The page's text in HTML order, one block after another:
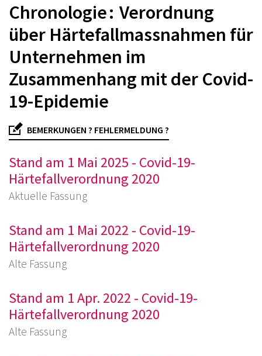
Chronologie : Verordnung
über Härtefallmassnahmen für
Unternehmen im
Zusammenhang mit der Covid-
19-Epidemie
BEMERKUNGEN ? FEHLERMELDUNG ?
Stand am 1 Mai 2025 - Covid-19-
Härtefallverordnung 2020
Aktuelle Fassung
Stand am 1 Mai 2022 - Covid-19-
Härtefallverordnung 2020
Alte Fassung
Stand am 1 Apr. 2022 - Covid-19-
Härtefallverordnung 2020
Alte Fassung